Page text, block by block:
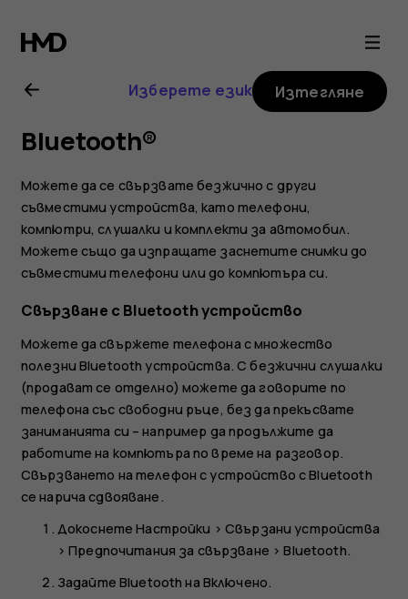
Ръководство
на
потребителя
за
Nokia
G21
Изберете език Изтегляне
Bluetooth®
Можете да се свързвате безжично с други
съвместими устройства, като телефони,
компютри, слушалки и комплекти за автомобил.
Можете също да изпращате заснетите снимки до
съвместими телефони или до компютъра си.
Свързване с Bluetooth устройство
Можете да свържете телефона с множество
полезни Bluetooth устройства. С безжични слушалки
(продават се отделно) можете да говорите по
телефона със свободни ръце, без да прекъсвате
заниманията си – например да продължите да
работите на компютъра по време на разговор.
Свързването на телефон с устройство с Bluetooth
се нарича сдвояване.
ДокоснетеНастройки >Свързани устройства
>Предпочитания за свързване >Bluetooth.
ЗадайтеBluetooth на Включено.